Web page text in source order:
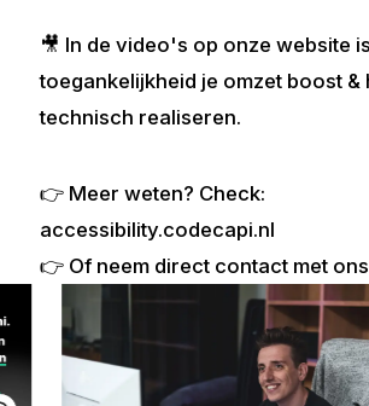
🎥 In de video's op onze website
toegankelijkheid je omzet boost &
technisch realiseren.
👉 Meer weten? Check:
accessibility.codecapi.nl
👉 Of neem direct contact met